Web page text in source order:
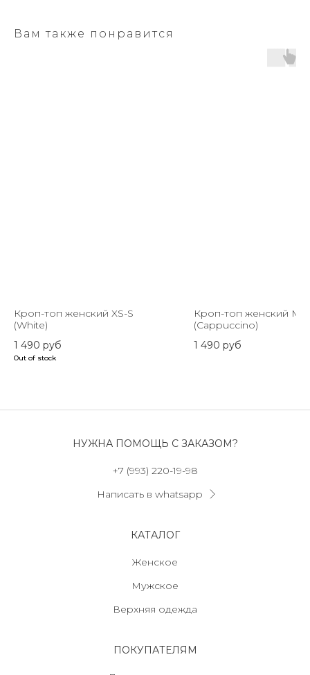
Вам также понравится
Кроп-топ женский XS-S
(White)
1 490 руб
Out of stock
Кроп-топ женский M-L
(Cappuccino)
1 490 руб
+7 (993) 220-19-98
НУЖНА ПОМОЩЬ С ЗАКАЗОМ?
Написать в whatsapp
Женское
КАТАЛОГ
Мужское
Верхняя одежда
ПОКУПАТЕЛЯМ